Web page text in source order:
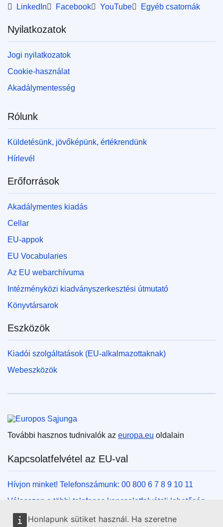
Honlapunk sütiket használ. Ha szeretne
LinkedIn Facebook YouTube Egyéb csatornák
Nyilatkozatok
Jogi nyilatkozatok
Cookie-használat
Akadálymentesség
Rólunk
Küldetésünk, jövőképünk, értékrendünk
Hírlevél
Erőforrások
Akadálymentes kiadás
Cellar
EU-appok
EU Vocabularies
Az EU webarchívuma
Intézményközi kiadványszerkesztési útmutató
Könyvtársarok
Eszközök
Kiadói szolgáltatások (EU-alkalmazottaknak)
Webeszközök
Európai Unió
További hasznos tudnivalók az europa.eu oldalain
Kapcsolatfelvétel az EU-val
Hívjon minket! Telefonszámunk: 00 800 6 7 8 9 10 11
Válasszon a többi telefonos kapcsolatfelvételi lehetőség
közül!